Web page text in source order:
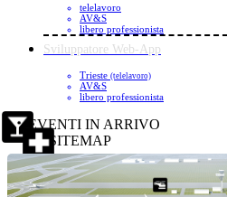
telelavoro
AV&S
libero professionista
Sviluppatore Web-App
Trieste (telelavoro)
AV&S
libero professionista
EVENTI IN ARRIVO
SITEMAP